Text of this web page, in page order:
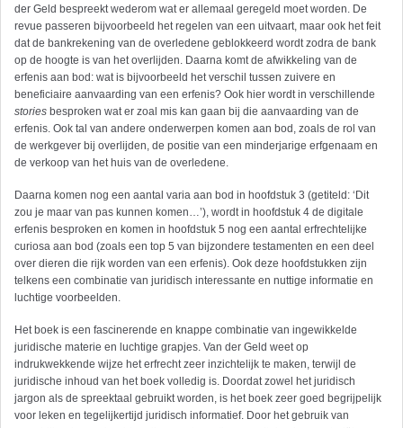
der Geld bespreekt wederom wat er allemaal geregeld moet worden. De
revue passeren bijvoorbeeld het regelen van een uitvaart, maar ook het feit
dat de bankrekening van de overledene geblokkeerd wordt zodra de bank
op de hoogte is van het overlijden. Daarna komt de afwikkeling van de
erfenis aan bod: wat is bijvoorbeeld het verschil tussen zuivere en
beneficiaire aanvaarding van een erfenis? Ook hier wordt in verschillende
stories besproken wat er zoal mis kan gaan bij die aanvaarding van de
erfenis. Ook tal van andere onderwerpen komen aan bod, zoals de rol van
de werkgever bij overlijden, de positie van een minderjarige erfgenaam en
de verkoop van het huis van de overledene.
Daarna komen nog een aantal varia aan bod in hoofdstuk 3 (getiteld: ‘Dit
zou je maar van pas kunnen komen…’), wordt in hoofdstuk 4 de digitale
erfenis besproken en komen in hoofdstuk 5 nog een aantal erfrechtelijke
curiosa aan bod (zoals een top 5 van bijzondere testamenten en een deel
over dieren die rijk worden van een erfenis). Ook deze hoofdstukken zijn
telkens een combinatie van juridisch interessante en nuttige informatie en
luchtige voorbeelden.
Het boek is een fascinerende en knappe combinatie van ingewikkelde
juridische materie en luchtige grapjes. Van der Geld weet op
indrukwekkende wijze het erfrecht zeer inzichtelijk te maken, terwijl de
juridische inhoud van het boek volledig is. Doordat zowel het juridisch
jargon als de spreektaal gebruikt worden, is het boek zeer goed begrijpelijk
voor leken en tegelijkertijd juridisch informatief. Door het gebruik van